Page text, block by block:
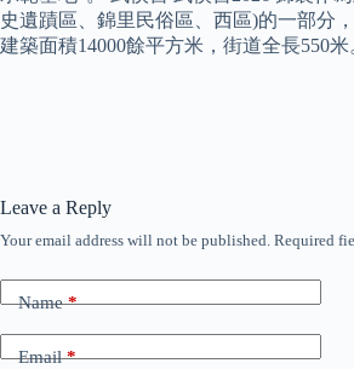
史遺蹟區、錦里民俗區、西區)的一部分
建築面積14000餘平方米，街道全長550米
Leave a Reply
Your email address will not be published. Required
Name*
Email*